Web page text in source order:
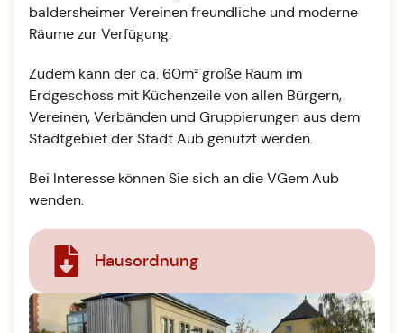
baldersheimer Vereinen freundliche und moderne
Räume zur Verfügung.
Zudem kann der ca. 60m² große Raum im
Erdgeschoss mit Küchenzeile von allen Bürgern,
Vereinen, Verbänden und Gruppierungen aus dem
Stadtgebiet der Stadt Aub genutzt werden.
Bei Interesse können Sie sich an die VGem Aub
wenden.
Hausordnung